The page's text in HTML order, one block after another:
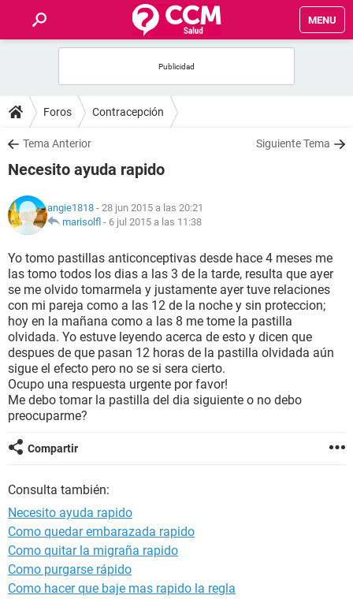
MENU
FOROS
SALUD
NUTRICIÓN
BIENESTAR
SEXUALIDAD
GLOSARIO
Foros Contracepción
Tema Anterior Siguiente Tema
Necesito ayuda rapido
angie1818 - 28 jun 2015 a las 20:21
marisolfl - 6 jul 2015 a las 11:38
Yo tomo pastillas anticonceptivas desde hace 4 meses me
las tomo todos los dias a las 3 de la tarde, resulta que ayer
se me olvido tomarmela y justamente ayer tuve relaciones
con mi pareja como a las 12 de la noche y sin proteccion;
hoy en la mañana como a las 8 me tome la pastilla
olvidada. Yo estuve leyendo acerca de esto y dicen que
despues de que pasan 12 horas de la pastilla olvidada aún
sigue el efecto pero no se si sera cierto.
Ocupo una respuesta urgente por favor!
Me debo tomar la pastilla del dia siguiente o no debo
preocuparme?
Compartir
Consulta también:
Necesito ayuda rapido
Como quedar embarazada rapido
Como quitar la migraña rapido
Como purgarse rápido
Como hacer que baje mas rapido la regla